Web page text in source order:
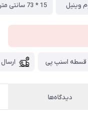
15 * 73 سانتی متر
دیدگاه‌ها